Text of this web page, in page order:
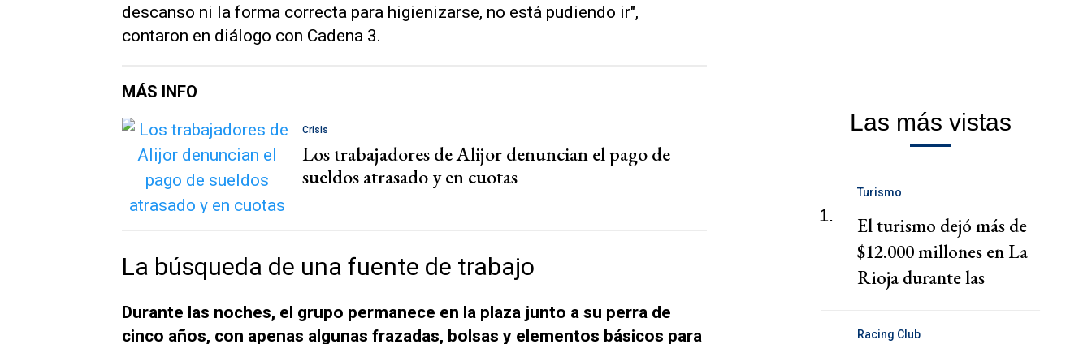
descanso ni la forma correcta para higienizarse, no está pudiendo ir",
contaron en diálogo con Cadena 3.
MÁS INFO
Crisis
Los trabajadores de Alijor denuncian el pago de
sueldos atrasado y en cuotas
La búsqueda de una fuente de trabajo
Durante las noches, el grupo permanece en la plaza junto a su perra de
cinco años, con apenas algunas frazadas, bolsas y elementos básicos para
Las más vistas
1.
Turismo
El turismo dejó más de
$12.000 millones en La
Rioja durante las
Racing Club